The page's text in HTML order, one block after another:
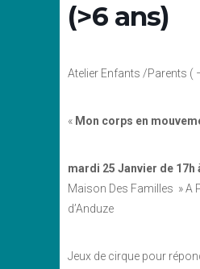
(>6 ans)
Atelier Enfants /Parents (
« Mon corps en
mardi 25 Janvier de 17h
Maison Des Familles » A
d’Anduze
Jeux de cirque pour